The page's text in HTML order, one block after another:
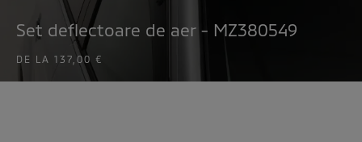
Set deflectoare de aer - MZ380549
DE LA 137,00 €